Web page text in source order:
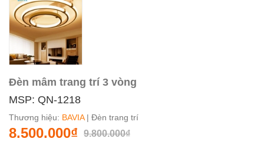
Đèn mâm trang trí 3 vòng
MSP: QN-1218
Thương hiệu: BAVIA| Đèn trang trí
8.500.000₫ 9.800.000₫